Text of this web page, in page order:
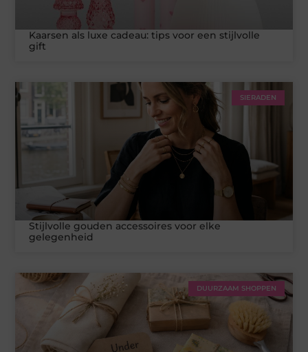
Kaarsen als luxe cadeau: tips voor een stijlvolle
gift
SIERADEN
Stijlvolle gouden accessoires voor elke
gelegenheid
DUURZAAM SHOPPEN